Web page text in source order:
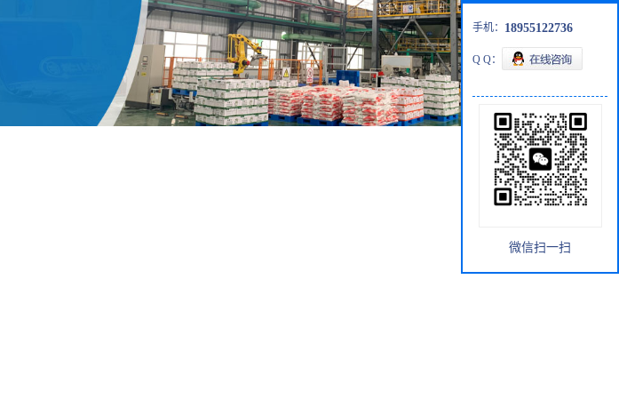
手机： 18955122736
Q Q：
微信扫一扫